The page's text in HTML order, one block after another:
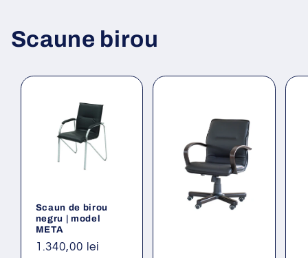
Scaune birou
Scaun de birou
negru | model
META
Preț
1.340,00 lei